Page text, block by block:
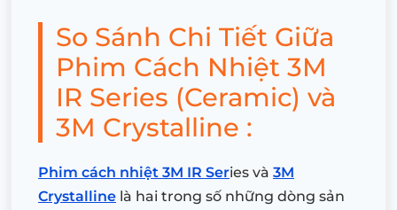
So Sánh Chi Tiết Giữa
Phim Cách Nhiệt 3M
IR Series (Ceramic) và
3M Crystalline :
Phim cách nhiệt 3M IR Series và 3M
Crystalline là hai trong số những dòng sản